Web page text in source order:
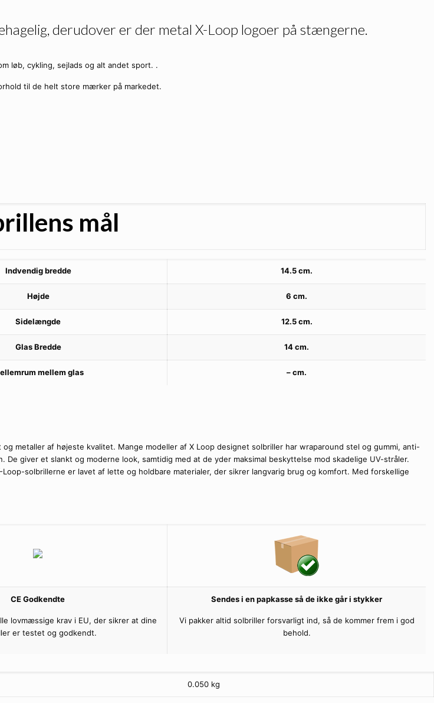
derudover er der metal X-Loop logoer på stængerne.
løb, cykling, sejlads og alt andet sport. .
til de helt store mærker på markedet.
mål
Indvendig bredde 14.5 cm.
Højde 6 cm.
Sidelængde 12.5 cm.
Glas Bredde 14 cm.
mellem glas – cm.
metaller af højeste kvalitet. Mange modeller af X Loop designet solbriller har wraparound stel og gummi, anti-
giver et slankt og moderne look, samtidig med at de yder maksimal beskyttelse mod skadelige UV-stråler.
solbrillerne er lavet af lette og holdbare materialer, der sikrer langvarig brug og komfort. Med forskellige
CE Godkendte
lovmæssige krav i EU, der sikrer at dine
er testet og godkendt.
Sendes i en papkasse så de ikke går i stykker
Vi pakker altid solbriller forsvarligt ind, så de kommer frem i god
behold.
0.050 kg